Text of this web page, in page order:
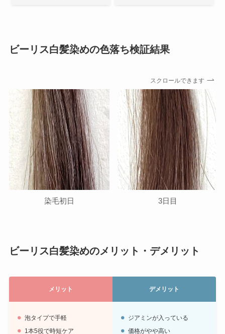
ビーリス白髪染めの色落ち検証結果
スクロールできます
染毛初日 3日目
ビーリス白髪染めのメリット・デメリット
メリット デメリット
泡タイプで手軽
1本5役で時短ケア
ジアミンが入っている
価格がやや高い